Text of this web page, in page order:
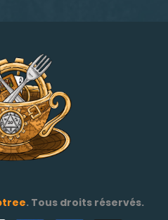
. Tous droits réservés.